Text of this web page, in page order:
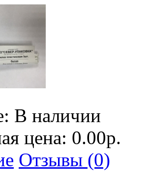
В наличии
цена: 0.00р.
Отзывы (0)